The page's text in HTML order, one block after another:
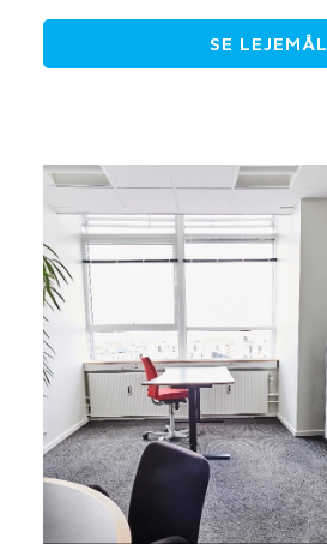
SE LEJEMÅL